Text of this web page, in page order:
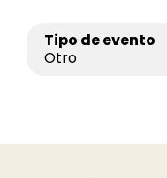
Tipo de evento
Otro